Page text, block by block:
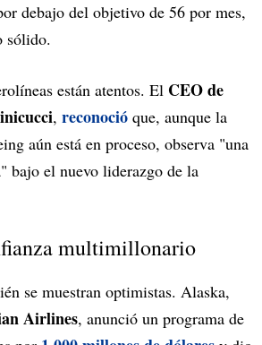
debajo del objetivo de 56 por mes,
sólido.
están atentos. El CEO de
, reconoció que, aunque la
aún está en proceso, observa "una
bajo el nuevo liderazgo de la
multimillonario
se muestran optimistas. Alaska,
Airlines, anunció un programa de